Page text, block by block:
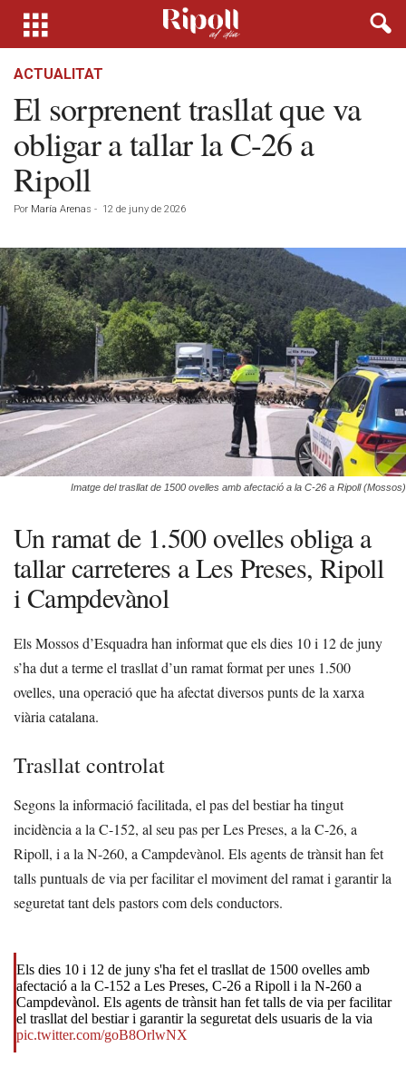
ACTUALITAT
El sorprenent trasllat que va
obligar a tallar la C-26 a
Ripoll
Por María Arenas - 12 de juny de 2026
Imatge del trasllat de 1500 ovelles amb afectació a la C-26 a Ripoll (Mossos)
Un ramat de 1.500 ovelles obliga a
tallar carreteres a Les Preses, Ripoll
i Campdevànol
Els Mossos d’Esquadra han informat que els dies 10 i 12 de juny
s’ha dut a terme el trasllat d’un ramat format per unes 1.500
ovelles, una operació que ha afectat diversos punts de la xarxa
viària catalana.
Trasllat controlat
Segons la informació facilitada, el pas del bestiar ha tingut
incidència a la C-152, al seu pas per Les Preses, a la C-26, a
Ripoll, i a la N-260, a Campdevànol. Els agents de trànsit han fet
talls puntuals de via per facilitar el moviment del ramat i garantir la
seguretat tant dels pastors com dels conductors.
Els dies 10 i 12 de juny s'ha fet el trasllat de 1500 ovelles amb
afectació a la C-152 a Les Preses, C-26 a Ripoll i la N-260 a
Campdevànol. Els agents de trànsit han fet talls de via per facilitar
el trasllat del bestiar i garantir la seguretat dels usuaris de la via
pic.twitter.com/goB8OrlwNX